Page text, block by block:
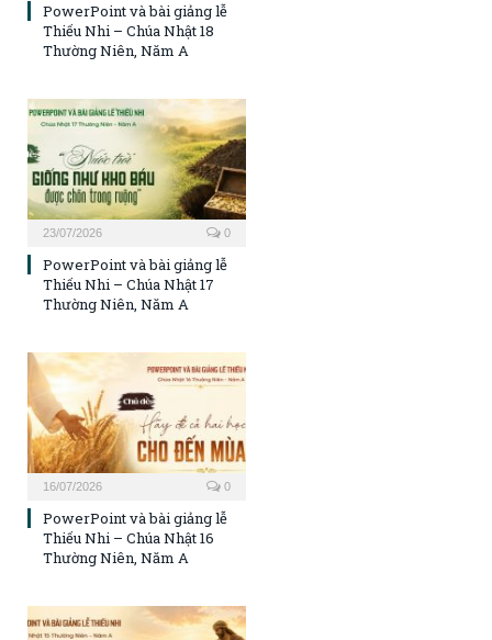
PowerPoint và bài giảng lễ
Thiếu Nhi – Chúa Nhật 18
Thường Niên, Năm A
23/07/2026 0
PowerPoint và bài giảng lễ
Thiếu Nhi – Chúa Nhật 17
Thường Niên, Năm A
16/07/2026 0
PowerPoint và bài giảng lễ
Thiếu Nhi – Chúa Nhật 16
Thường Niên, Năm A